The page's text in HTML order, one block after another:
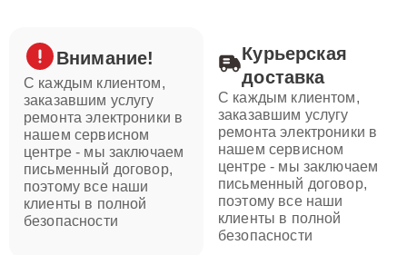
Внимание!
С каждым клиентом,
заказавшим услугу
ремонта электроники в
нашем сервисном
центре - мы заключаем
письменный договор,
поэтому все наши
клиенты в полной
безопасности
Курьерская
доставка
С каждым клиентом,
заказавшим услугу
ремонта электроники в
нашем сервисном
центре - мы заключаем
письменный договор,
поэтому все наши
клиенты в полной
безопасности